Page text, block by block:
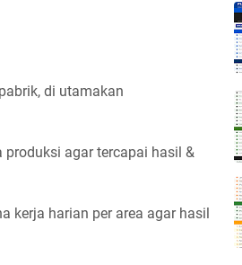
di utamakan
agar tercapai hasil &
kerja harian per area agar hasil